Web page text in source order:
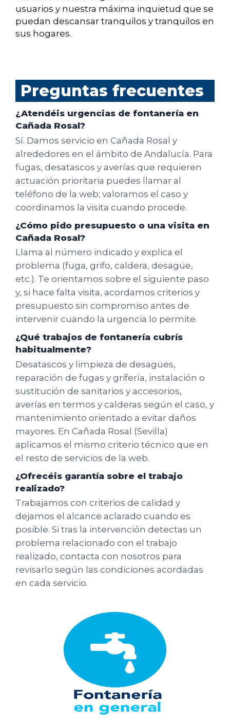
usuarios y nuestra máxima inquietud que se
puedan descansar tranquilos y tranquilos en
sus hogares.
Preguntas frecuentes
¿Atendéis urgencias de fontanería en
Cañada Rosal?
Sí. Damos servicio en Cañada Rosal y
alrededores en el ámbito de Andalucía. Para
fugas, desatascos y averías que requieren
actuación prioritaria puedes llamar al
teléfono de la web; valoramos el caso y
coordinamos la visita cuando procede.
¿Cómo pido presupuesto o una visita en
Cañada Rosal?
Llama al número indicado y explica el
problema (fuga, grifo, caldera, desagüe,
etc.). Te orientamos sobre el siguiente paso
y, si hace falta visita, acordamos criterios y
presupuesto sin compromiso antes de
intervenir cuando la urgencia lo permite.
¿Qué trabajos de fontanería cubrís
habitualmente?
Desatascos y limpieza de desagües,
reparación de fugas y grifería, instalación o
sustitución de sanitarios y accesorios,
averías en termos y calderas según el caso, y
mantenimiento orientado a evitar daños
mayores. En Cañada Rosal (Sevilla)
aplicamos el mismo criterio técnico que en
el resto de servicios de la web.
¿Ofrecéis garantía sobre el trabajo
realizado?
Trabajamos con criterios de calidad y
dejamos el alcance aclarado cuando es
posible. Si tras la intervención detectas un
problema relacionado con el trabajo
realizado, contacta con nosotros para
revisarlo según las condiciones acordadas
en cada servicio.